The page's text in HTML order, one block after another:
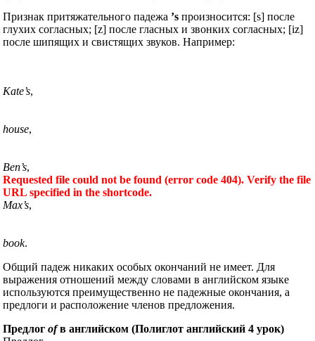
Признак притяжательного падежа ’s произносится: [s] после
глухих согласных; [z] после гласных и звонких согласных; [iz]
после шипящих и свистящих звуков. Например:
Kate’s,
house,
Ben’s,
Requested file could not be found (error code 404). Verify the file
URL specified in the shortcode.
Max’s,
book.
Общий падеж никаких особых окончаний не имеет. Для
выражения отношений между словами в английском языке
используются преимущественно не падежные окончания, а
предлоги и расположение членов предложения.
Предлогofв английском (Полиглот английский 4 урок)